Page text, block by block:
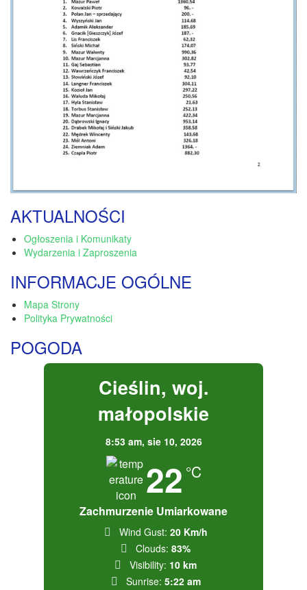
AKTUALNOŚCI
Ogłoszenia i Komunikaty
Wydarzenia i Zaproszenia
INFORMACJE OGÓLNE
Mapa Strony
Polityka Prywatności
POGODA
Cieślin, woj.
małopolskie
8:53 am, sie 10, 2026
22 °C
Zachmurzenie Umiarkowane
Wind Gust: 20 Km/h
Clouds: 83%
Visibility: 10 km
Sunrise: 5:22 am